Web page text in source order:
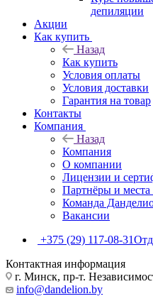
депиляции
Акции
Как купить
Назад
Как купить
Условия оплаты
Условия доставки
Гарантия на товар
Контакты
Компания
Назад
Компания
О компании
Лицензии и
Партнёры и
Команда
Вакансии
+375 (29) 117-08-31
Контактная информация
г. Минск, пр-т.
info@dandelion.by